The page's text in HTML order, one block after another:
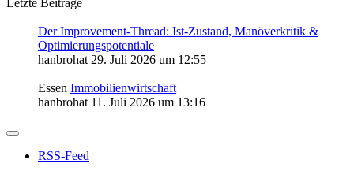
Der Improvement-Thread: Ist-Zustand, Manöverkritik &
Optimierungspotentiale
hanbrohat 29. Juli 2026 um 12:55
Essen Immobilienwirtschaft
hanbrohat 11. Juli 2026 um 13:16
RSS-Feed